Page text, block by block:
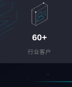
60+
行业客户